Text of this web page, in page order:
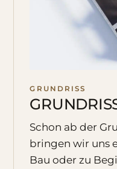
GRUNDRISS
Schon ab der
bringen wir uns
Bau oder zu